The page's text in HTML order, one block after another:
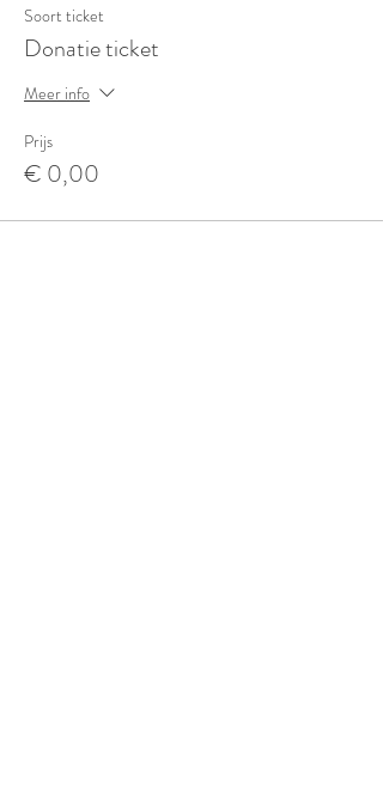
Soort ticket
Donatie ticket
Meer info
Prijs
€ 0,00